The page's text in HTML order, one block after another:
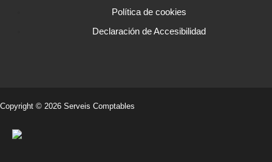
Política de cookies
Declaración de Accesibilidad
Copyright © 2026 Serveis Comptables